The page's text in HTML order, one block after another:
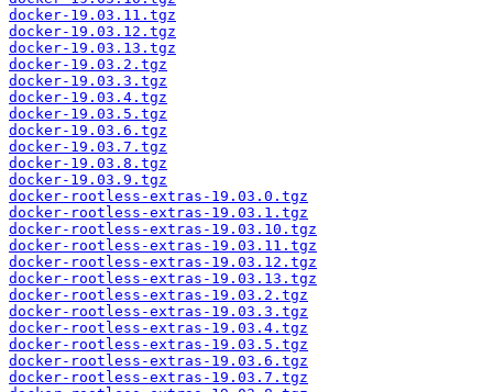
docker-19.03.11.tgz
docker-19.03.12.tgz
docker-19.03.13.tgz
docker-19.03.2.tgz
docker-19.03.3.tgz
docker-19.03.4.tgz
docker-19.03.5.tgz
docker-19.03.6.tgz
docker-19.03.7.tgz
docker-19.03.8.tgz
docker-19.03.9.tgz
docker-rootless-extras-19.03.0.tgz
docker-rootless-extras-19.03.1.tgz
docker-rootless-extras-19.03.10.tgz
docker-rootless-extras-19.03.11.tgz
docker-rootless-extras-19.03.12.tgz
docker-rootless-extras-19.03.13.tgz
docker-rootless-extras-19.03.2.tgz
docker-rootless-extras-19.03.3.tgz
docker-rootless-extras-19.03.4.tgz
docker-rootless-extras-19.03.5.tgz
docker-rootless-extras-19.03.6.tgz
docker-rootless-extras-19.03.7.tgz